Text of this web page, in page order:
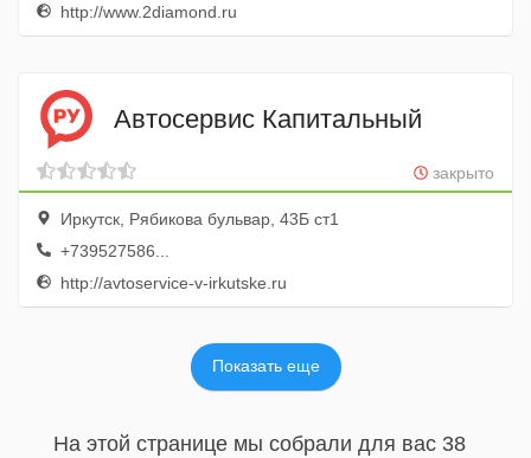
http://www.2diamond.ru
Автосервис Капитальный
закрыто
Иркутск, Рябикова бульвар, 43Б ст1
+739527586...
http://avtoservice-v-irkutske.ru
Показать еще
На этой странице мы собрали для вас 38